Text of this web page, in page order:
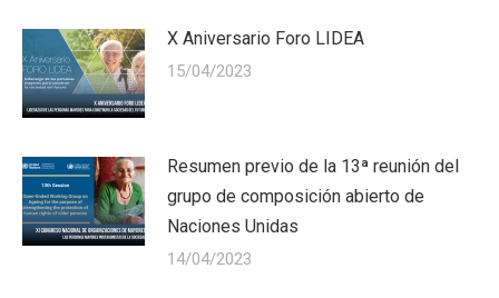
X Aniversario Foro LIDEA
15/04/2023
Resumen previo de la 13ª reunión del
grupo de composición abierto de
Naciones Unidas
14/04/2023